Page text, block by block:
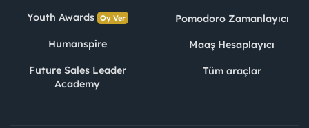
Youth Awards Oy Ver
Humanspire
Future Sales Leader
Academy
Pomodoro Zamanlayıcı
Maaş Hesaplayıcı
Tüm araçlar